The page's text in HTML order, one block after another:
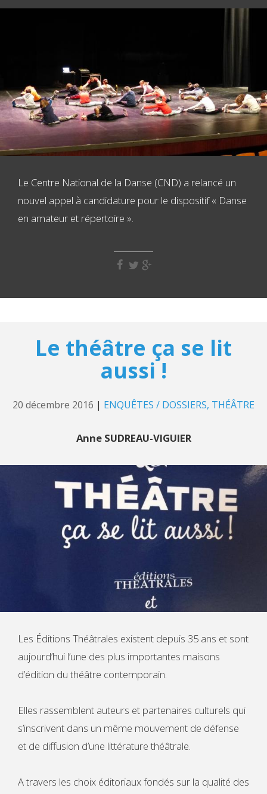
Le Centre National de la Danse (CND) a relancé un
nouvel appel à candidature pour le dispositif « Danse
en amateur et répertoire ».
Le théâtre ça se lit
aussi !
20 décembre 2016 | ENQUÊTES / DOSSIERS THÉÂTRE
Anne SUDREAU-VIGUIER
Les Éditions Théâtrales existent depuis 35 ans et sont
aujourd’hui l’une des plus importantes maisons
d’édition du théâtre contemporain.
Elles rassemblent auteurs et partenaires culturels qui
s’inscrivent dans un même mouvement de défense
et de diffusion d’une littérature théâtrale.
A travers les choix éditoriaux fondés sur la qualité des